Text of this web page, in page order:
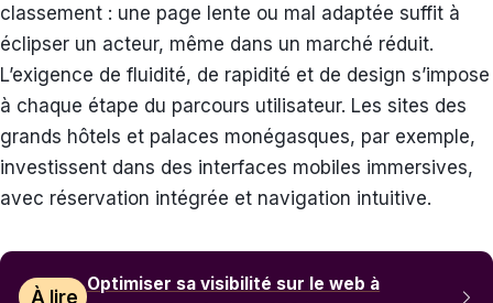
classement : une page lente ou mal adaptée suffit à
éclipser un acteur, même dans un marché réduit.
L’exigence de fluidité, de rapidité et de design s’impose
à chaque étape du parcours utilisateur. Les sites des
grands hôtels et palaces monégasques, par exemple,
investissent dans des interfaces mobiles immersives,
avec réservation intégrée et navigation intuitive.
À lire
Optimiser sa visibilité sur le web à